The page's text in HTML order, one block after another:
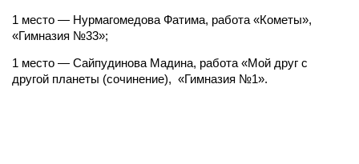
1 место — Нурмагомедова Фатима, работа «Кометы»,
«Гимназия №33»;
1 место — Сайпудинова Мадина, работа «Мой друг с
другой планеты (сочинение), «Гимназия №1».